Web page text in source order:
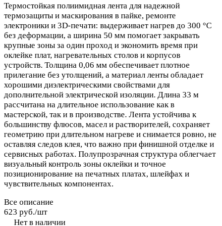
Термостойкая полиимидная лента для надежной
термозащиты и маскирования в пайке, ремонте
электроники и 3D‑печати: выдерживает нагрев до 300 °C
без деформации, а ширина 50 мм помогает закрывать
крупные зоны за один проход и экономить время при
оклейке плат, нагревательных столов и корпусов
устройств. Толщина 0,06 мм обеспечивает плотное
прилегание без утолщений, а материал ленты обладает
хорошими диэлектрическими свойствами для
дополнительной электрической изоляции. Длина 33 м
рассчитана на длительное использование как в
мастерской, так и в производстве. Лента устойчива к
большинству флюсов, масел и растворителей, сохраняет
геометрию при длительном нагреве и снимается ровно, не
оставляя следов клея, что важно при финишной отделке и
сервисных работах. Полупрозрачная структура облегчает
визуальный контроль зоны оклейки и точное
позиционирование на печатных платах, шлейфах и
чувствительных компонентах.
Все описание
623 руб./шт
Нет в наличии